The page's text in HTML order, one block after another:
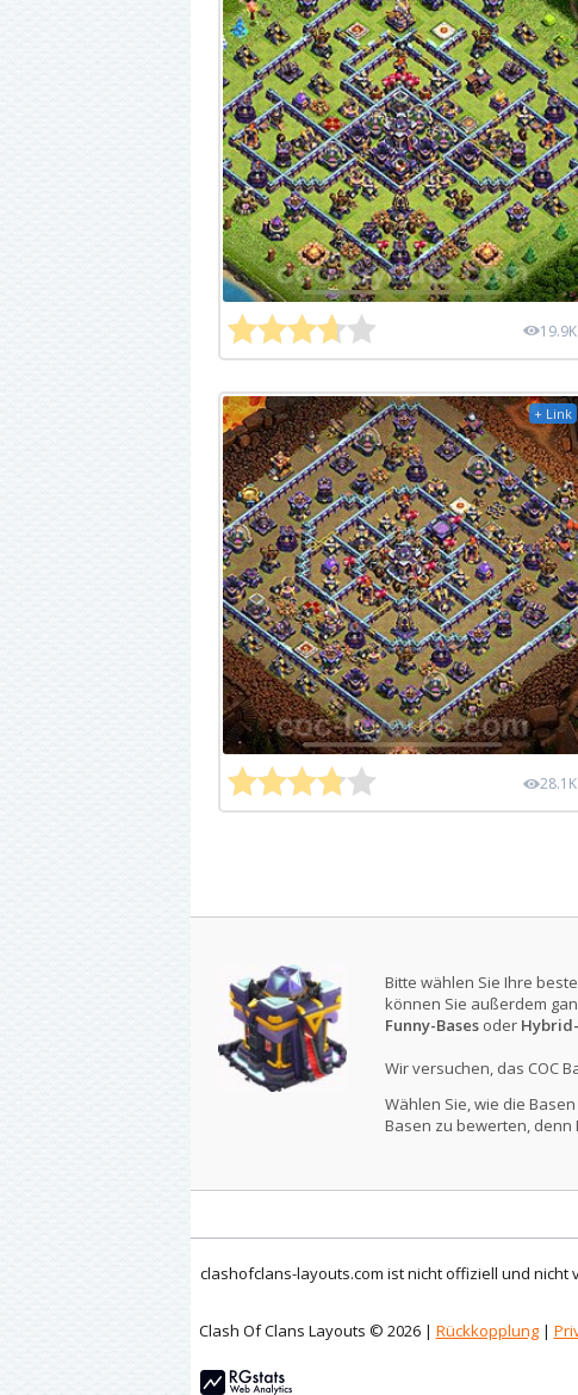
19.9K
+ Link
28.1K
Bitte wählen Sie Ihre beste
können Sie außerdem
Funny-Basesoder
Wir versuchen, das COC
Wählen Sie, wie die
Basen zu bewerten,
clashofclans-layouts.com ist nicht offiziell und
Clash Of Clans Layouts © 2026 | Rückkopplung|